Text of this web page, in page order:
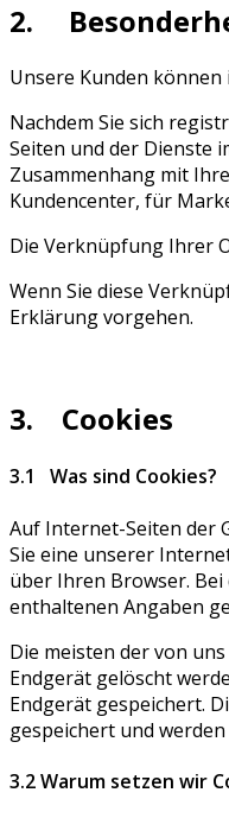
2.
Unsere Kunden
Nachdem Sie sich
Seiten und der Dienste
Zusammenhang mit
Kundencenter, für
Die Verknüpfung Ihrer
Wenn Sie diese
Erklärung vorgehen.
3. Cookies
3.1 Was sind Cookies?
Auf Internet-Seiten der
Sie eine unserer
über Ihren Browser.
enthaltenen Angaben
Die meisten der von
Endgerät gelöscht
Endgerät gespeichert.
gespeichert und
3.2 Warum setzen wir